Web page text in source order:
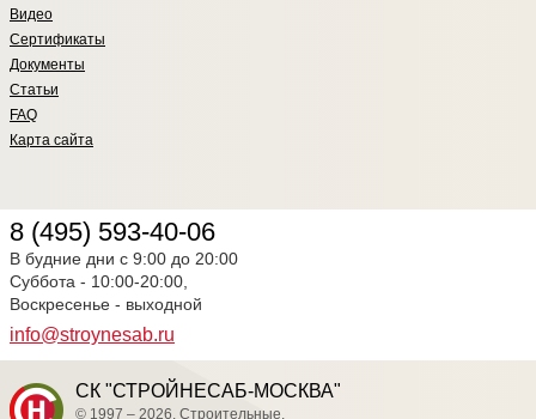
Видео
Сертификаты
Документы
Статьи
FAQ
Карта сайта
8 (495) 593-40-06
В будние дни с 9:00 до 20:00
Суббота - 10:00-20:00,
Воскресенье - выходной
info@stroynesab.ru
СК "СТРОЙНЕСАБ-МОСКВА"
© 1997 – 2026. Строительные,